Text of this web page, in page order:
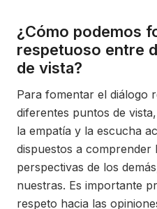
¿Cómo podemos
respetuoso entre
de vista?
Para fomentar el diálogo
diferentes puntos de
la empatía y la escucha
dispuestos a comprender
perspectivas de los
nuestras. Es importante
respeto hacia las